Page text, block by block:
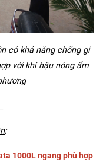
có khả năng chống gỉ
với khí hậu nóng ẩm
:
1000L ngang phù hợp